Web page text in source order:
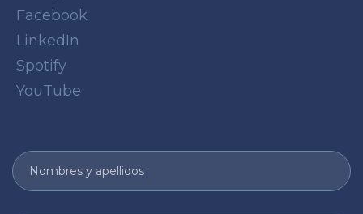
Facebook
LinkedIn
Spotify
YouTube